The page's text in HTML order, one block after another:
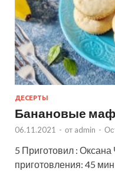
ДЕСЕРТЫ
Банановые
06.11.2021 - от admin -
5 Приготовил :
приготовления: 45